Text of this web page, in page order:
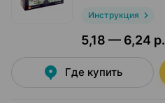
Инструкция
5,18 — 6,24 р.
Где купить